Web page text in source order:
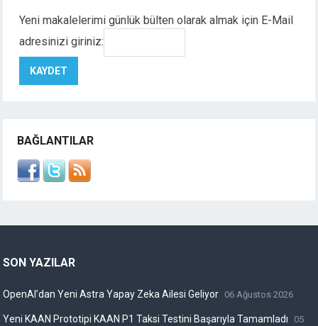
Yeni makalelerimi günlük bülten olarak almak için E-Mail
adresinizi giriniz:
BAĞLANTILAR
SON YAZILAR
OpenAI’dan Yeni Astra Yapay Zeka Ailesi Geliyor 06 Ağustos 2026
Yeni KAAN Prototipi KAAN P1 Taksi Testini Başarıyla Tamamladı
05